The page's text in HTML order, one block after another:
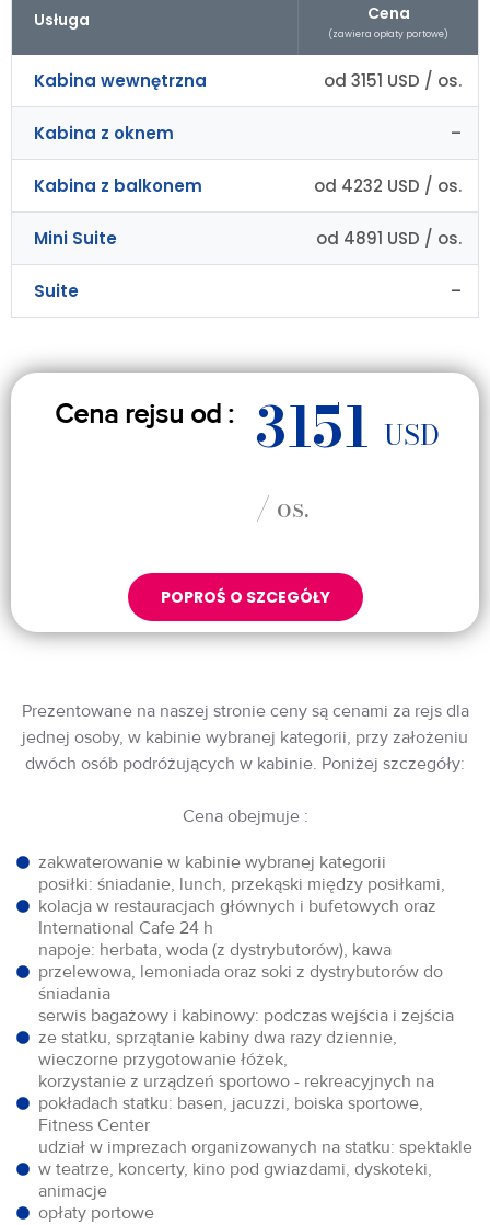
Usługa Cena
(zawiera opłaty portowe)
Kabina wewnętrzna od 3151 USD / os.
Kabina z oknem –
Kabina z balkonem od 4232 USD / os.
Mini Suite od 4891 USD / os.
Suite –
Cena rejsu od : 3151 USD
/ os.
POPROŚ O SZCEGÓŁY
Prezentowane na naszej stronie ceny są cenami za rejs dla
jednej osoby, w kabinie wybranej kategorii, przy założeniu
dwóch osób podróżujących w kabinie. Poniżej szczegóły:
Cena obejmuje :
zakwaterowanie w kabinie wybranej kategorii
posiłki: śniadanie, lunch, przekąski między posiłkami,
kolacja w restauracjach głównych i bufetowych oraz
International Cafe 24 h
napoje: herbata, woda (z dystrybutorów), kawa
przelewowa, lemoniada oraz soki z dystrybutorów do
śniadania
serwis bagażowy i kabinowy: podczas wejścia i zejścia
ze statku, sprzątanie kabiny dwa razy dziennie,
wieczorne przygotowanie łóżek,
korzystanie z urządzeń sportowo - rekreacyjnych na
pokładach statku: basen, jacuzzi, boiska sportowe,
Fitness Center
udział w imprezach organizowanych na statku: spektakle
w teatrze, koncerty, kino pod gwiazdami, dyskoteki,
animacje
opłaty portowe